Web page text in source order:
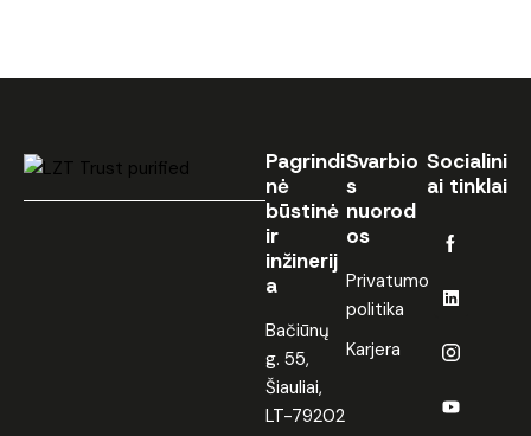
Pagrindi
nė
būstinė
ir
inžinerij
a
Bačiūnų
g. 55,
Šiauliai,
LT-79202
Svarbio
s
nuorod
os
Privatumo
politika
Karjera
Socialini
ai tinklai